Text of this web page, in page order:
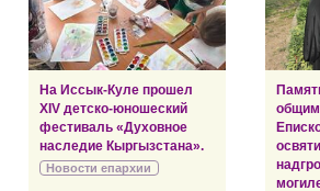
На Иссык-Куле прошел
XIV детско-юношеский
фестиваль «Духовное
наследие Кыргызстана».
Новости епархии